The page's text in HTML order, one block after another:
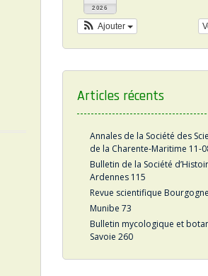
2026
Ajouter
Articles récents
Annales de la Société des
de la Charente-Maritime 11-
Bulletin de la Société
Ardennes 115
Revue scientifique
Munibe 73
Bulletin mycologique et
Savoie 260